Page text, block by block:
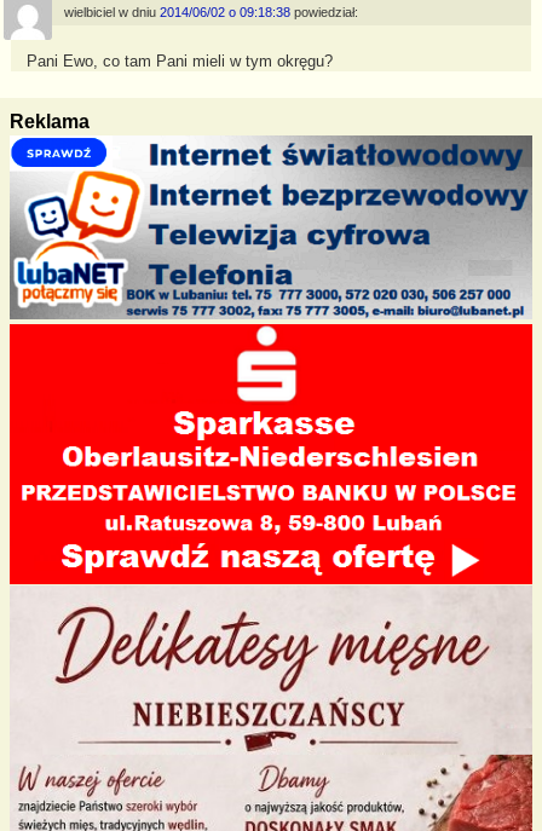
wielbiciel w dniu 2014/06/02 o 09:18:38 powiedział:
Pani Ewo, co tam Pani mieli w tym okręgu?
Reklama